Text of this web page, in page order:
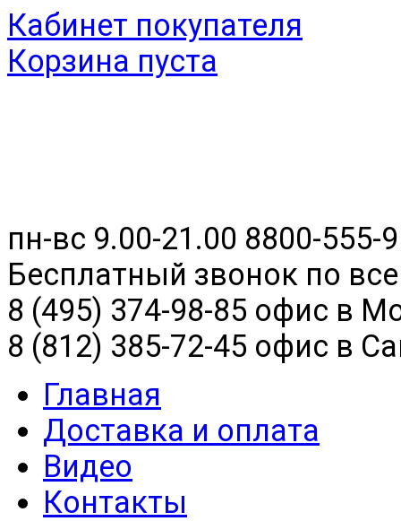
Кабинет покупателя
Корзина пуста
пн-вс 9.00-21.00 8800-555-
Бесплатный звонок по
8 (495) 374-98-85 офис в
8 (812) 385-72-45 офис в
Главная
Доставка и оплата
Видео
Контакты